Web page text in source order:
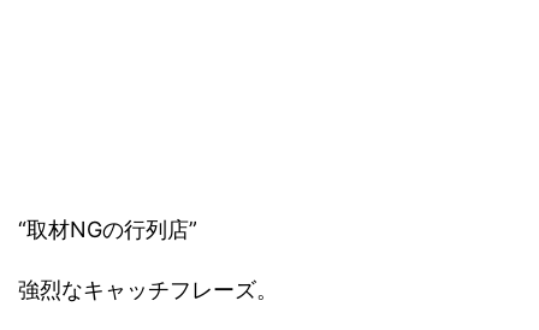
“取材NGの行列店”
強烈なキャッチフレーズ。